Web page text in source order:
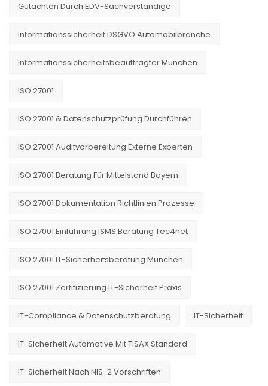
Gutachten Durch EDV-Sachverständige
Informationssicherheit DSGVO Automobilbranche
Informationssicherheitsbeauftragter München
ISO 27001
ISO 27001 & Datenschutzprüfung Durchführen
ISO 27001 Auditvorbereitung Externe Experten
ISO 27001 Beratung Für Mittelstand Bayern
ISO 27001 Dokumentation Richtlinien Prozesse
ISO 27001 Einführung ISMS Beratung Tec4net
ISO 27001 IT-Sicherheitsberatung München
ISO 27001 Zertifizierung IT-Sicherheit Praxis
IT-Compliance & Datenschutzberatung IT-Sicherheit
IT-Sicherheit Automotive Mit TISAX Standard
IT-Sicherheit Nach NIS-2 Vorschriften